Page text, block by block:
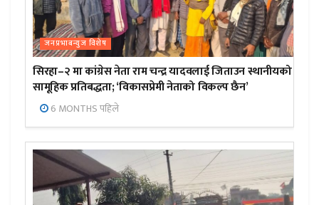
जनप्रभाबन्युज विशेष
सिरहा–२ मा कांग्रेस नेता राम चन्द्र यादवलाई जिताउन स्थानीयको
सामूहिक प्रतिबद्धता; ‘विकासप्रेमी नेताको विकल्प छैन’
6 MONTHS पहिले